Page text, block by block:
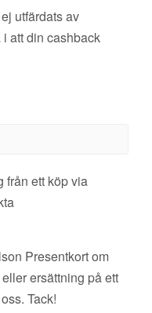
utfärdats av
att din cashback
från ett köp via
Presentkort om
ersättning på ett
Tack!